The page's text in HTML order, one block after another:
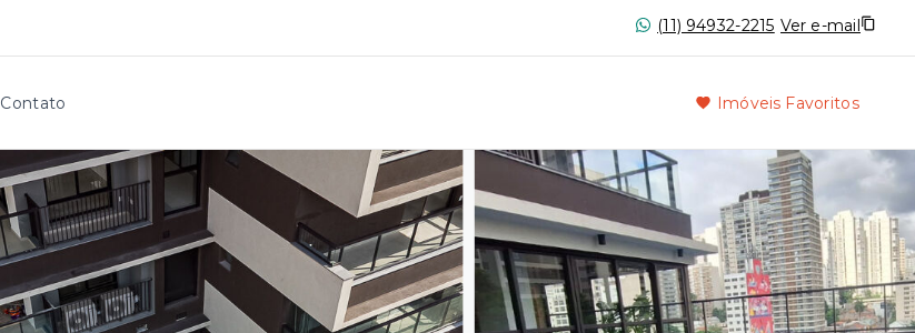
(11) 94932-2215 Ver e-mail
Contato Imóveis Favoritos